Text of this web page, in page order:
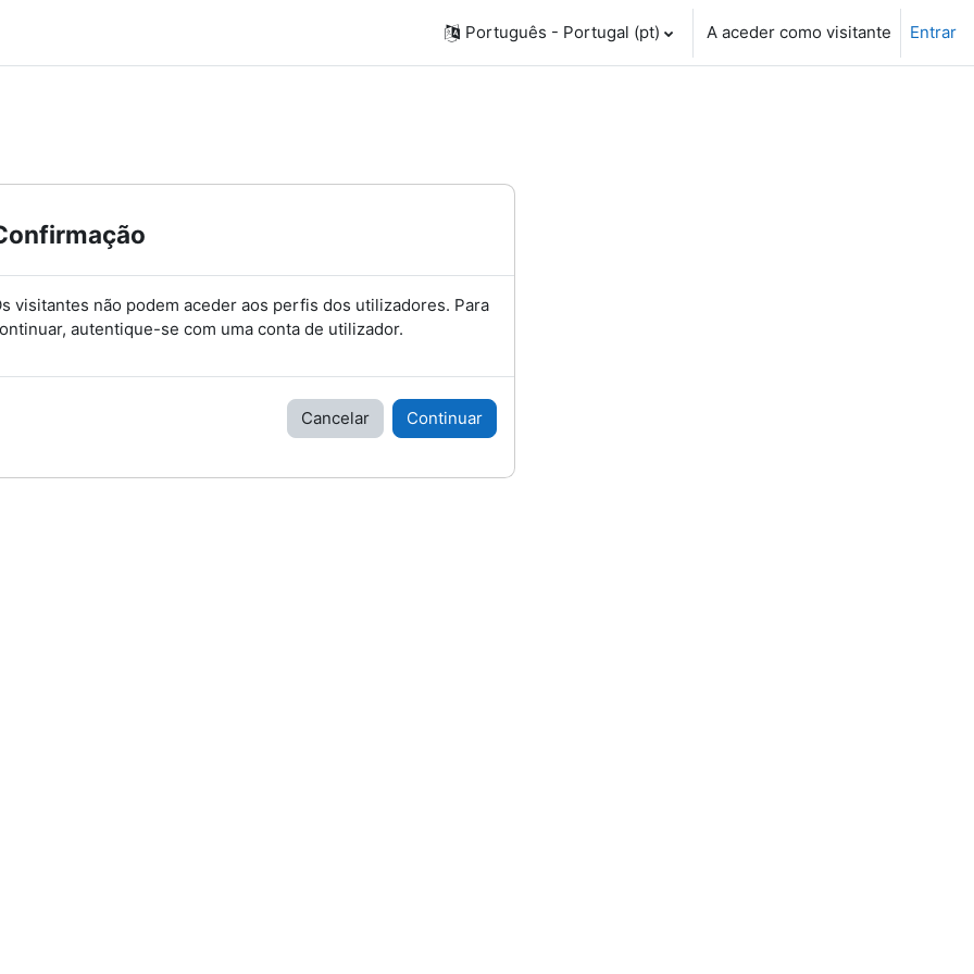
Português - Portugal ‎(pt)‎ A aceder como visitante Entrar
visitantes não podem aceder aos perfis dos utilizadores. Para
autentique-se com uma conta de utilizador.
Cancelar Continuar